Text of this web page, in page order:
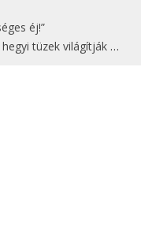
éj!”
világítják meg Zugspitzét